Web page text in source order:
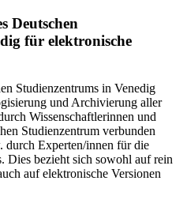
Deutschen
für elektronische
Studienzentrums in Venedig
und Archivierung aller
Wissenschaftlerinnen und
Studienzentrum verbunden
durch Experten/innen für die
Dies bezieht sich sowohl auf rein
auf elektronische Versionen